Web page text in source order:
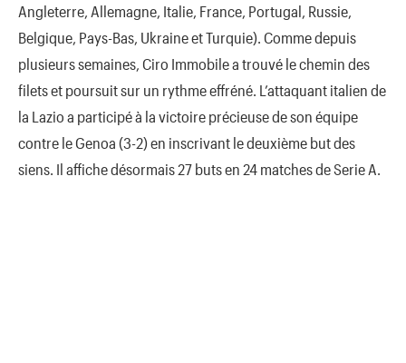
Angleterre, Allemagne, Italie, France, Portugal, Russie,
Belgique, Pays-Bas, Ukraine et Turquie). Comme depuis
plusieurs semaines, Ciro Immobile a trouvé le chemin des
filets et poursuit sur un rythme effréné. L’attaquant italien de
la Lazio a participé à la victoire précieuse de son équipe
contre le Genoa (3-2) en inscrivant le deuxième but des
siens. Il affiche désormais 27 buts en 24 matches de Serie A.